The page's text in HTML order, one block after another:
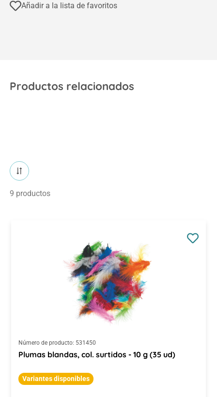
Añadir a la lista de favoritos
Productos relacionados
9 productos
Número de producto: 531450
Plumas blandas, col. surtidos - 10 g (35 ud)
Variantes disponibles